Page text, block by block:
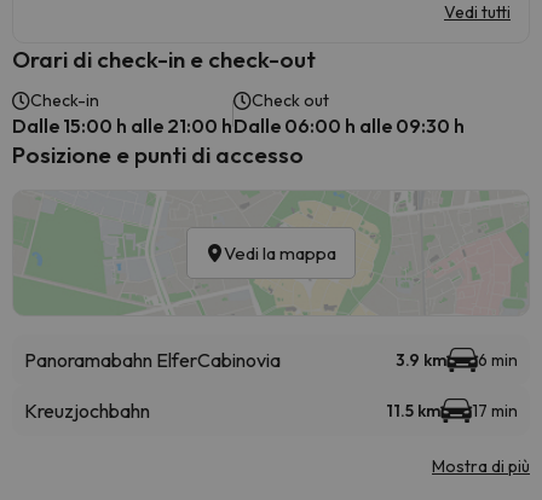
Vedi tutti
Orari di check-in e check-out
Check-in
Dalle 15:00 h alle 21:00 h
Check out
Dalle 06:00 h alle 09:30 h
Posizione e punti di accesso
Vedi la mappa
Panoramabahn ElferCabinovia 3.9 km 6 min
Kreuzjochbahn 11.5 km 17 min
Mostra di più